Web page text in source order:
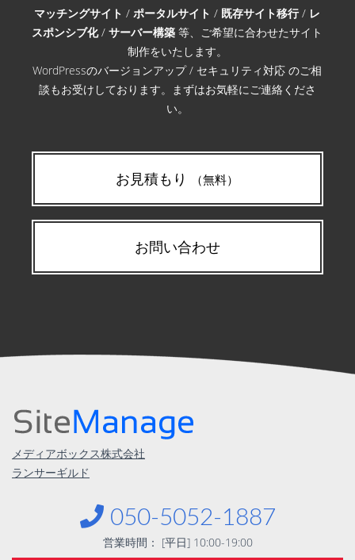
マッチングサイト /ポータルサイト / 既存サイト移行/ レ
スポンシブ化/サーバー構築 等、ご希望に合わせたサイト
制作をいたします。
WordPressのバージョンアップ / セキュリティ対応 のご相
談もお受けしております。まずはお気軽にご連絡くださ
い。
お見積もり （無料）
お問い合わせ
メディアボックス株式会社
ランサーギルド
︎︎050-5052-1887
営業時間： [平日] 10:00-19:00